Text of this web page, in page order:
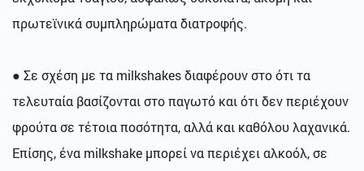
πρωτεϊνικά συμπληρώματα διατροφής.
● Σε σχέση με τα milkshakes διαφέρουν στο ότι τα
τελευταία βασίζονται στο παγωτό και ότι δεν περιέχουν
φρούτα σε τέτοια ποσότητα, αλλά και καθόλου λαχανικά.
Επίσης, ένα milkshake μπορεί να περιέχει αλκοόλ, σε